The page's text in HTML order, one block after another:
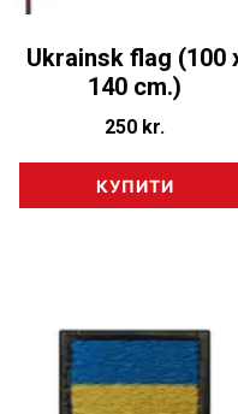
Ukrainsk flag (100
140 cm.)
250 kr.
КУПИТИ